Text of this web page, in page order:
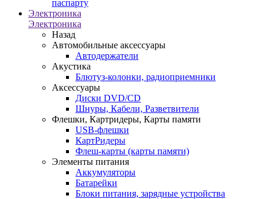
паспарту
Электроника
Электроника
Назад
Автомобильные аксессуары
Автодержатели
Акустика
Блютуз-колонки, радиоприемники
Аксессуары
Диски DVD/CD
Шнуры, Кабели, Разветвители
Флешки, Картридеры, Карты памяти
USB-флешки
КартРидеры
Флеш-карты (карты памяти)
Элементы питания
Аккумуляторы
Батарейки
Блоки питания, зарядные устройства